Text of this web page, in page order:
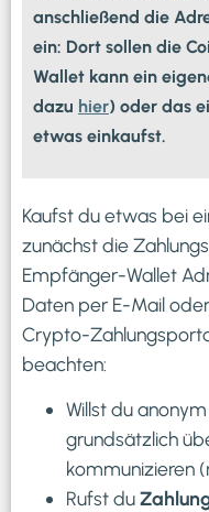
anschließend die
ein: Dort sollen die
Wallet kann ein
dazu hier) oder das
etwas einkaufst.
Kaufst du etwas bei
zunächst die
Empfänger-Wallet
Daten per E-Mail
Crypto-
beachten:
Willst du
grundsätzlich
kommunizieren
Rufst du